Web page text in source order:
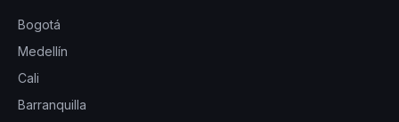
Bogotá
Medellín
Cali
Barranquilla